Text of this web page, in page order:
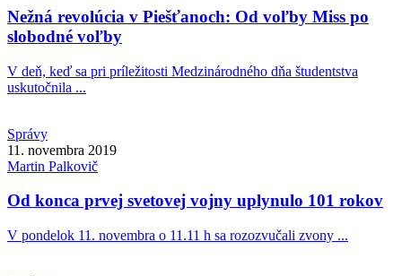
Nežná revolúcia v Piešťanoch: Od voľby Miss po
slobodné voľby
V deň, keď sa pri príležitosti Medzinárodného dňa študentstva
uskutočnila ...
Správy
11. novembra 2019
Martin Palkovič
Od konca prvej svetovej vojny uplynulo 101 rokov
V pondelok 11. novembra o 11.11 h sa rozozvučali zvony ...